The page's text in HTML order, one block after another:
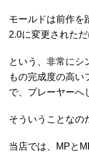
モールドは前作を
2.0に変更されただ
という、非常にシ
もの完成度の高い
で、プレーヤーへ
そういうことなの
当店では、MPと